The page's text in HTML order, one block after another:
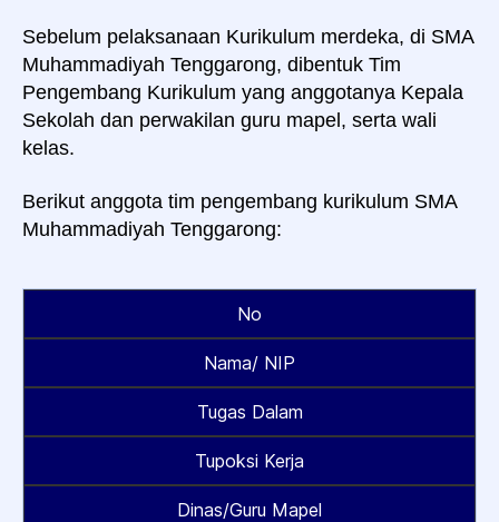
Sebelum pelaksanaan Kurikulum merdeka, di SMA
Muhammadiyah Tenggarong, dibentuk Tim
Pengembang Kurikulum yang anggotanya Kepala
Sekolah dan perwakilan guru mapel, serta wali
kelas.
Berikut anggota tim pengembang kurikulum SMA
Muhammadiyah Tenggarong:
No
Nama/ NIP
Tugas Dalam
Tupoksi Kerja
Dinas/Guru Mapel